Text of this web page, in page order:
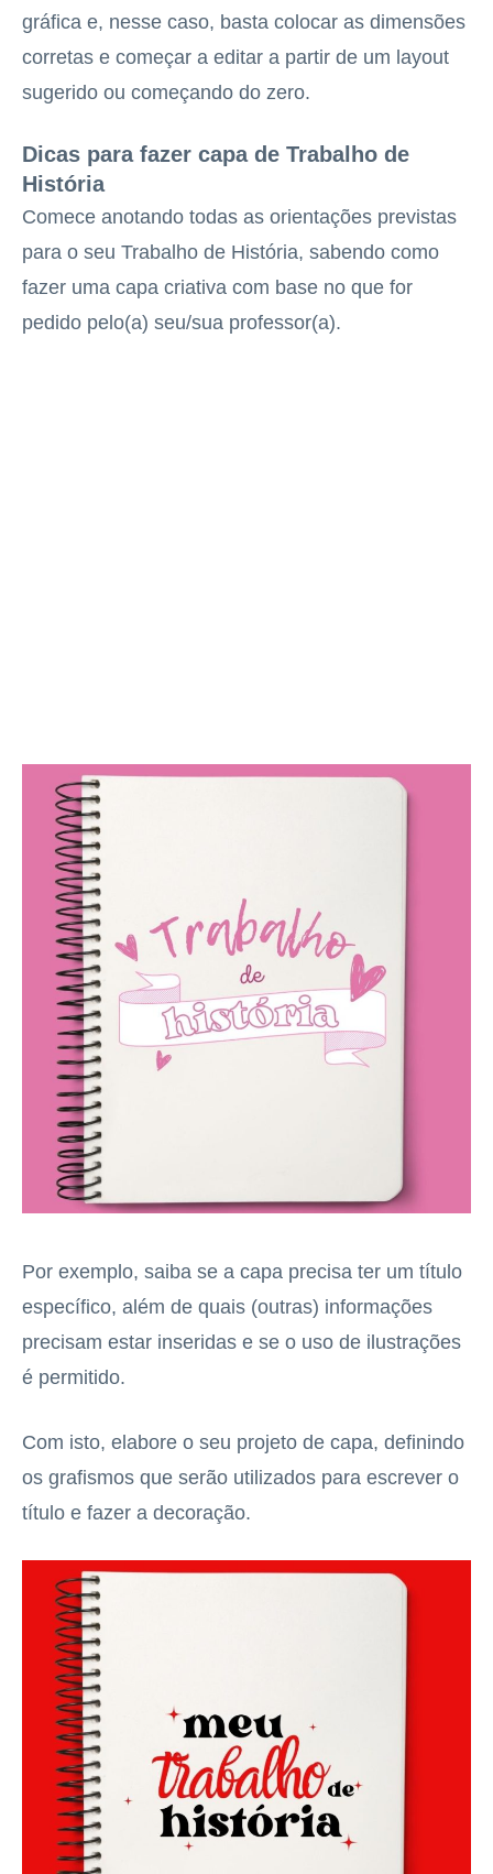
gráfica e, nesse caso, basta colocar as dimensões
corretas e começar a editar a partir de um layout
sugerido ou começando do zero.
Dicas para fazer capa de Trabalho de
História
Comece anotando todas as orientações previstas
para o seu Trabalho de História, sabendo como
fazer uma capa criativa com base no que for
pedido pelo(a) seu/sua professor(a).
Por exemplo, saiba se a capa precisa ter um título
específico, além de quais (outras) informações
precisam estar inseridas e se o uso de ilustrações
é permitido.
Com isto, elabore o seu projeto de capa, definindo
os grafismos que serão utilizados para escrever o
título e fazer a decoração.